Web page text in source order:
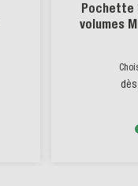
Pochette
volumes
dès